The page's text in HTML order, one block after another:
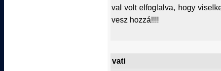
val volt elfoglalva, hogy
vesz hozzá!!!!
vati